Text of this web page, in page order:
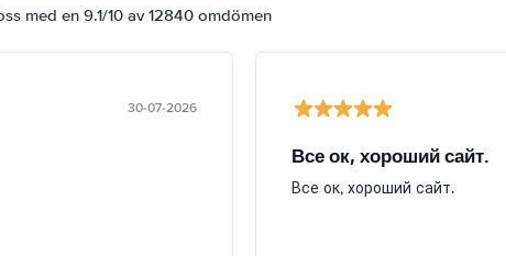
med en 9.1/10 av 12840 omdömen
30-07-2026
Все ок, хороший сайт.
Все ок, хороший сайт.